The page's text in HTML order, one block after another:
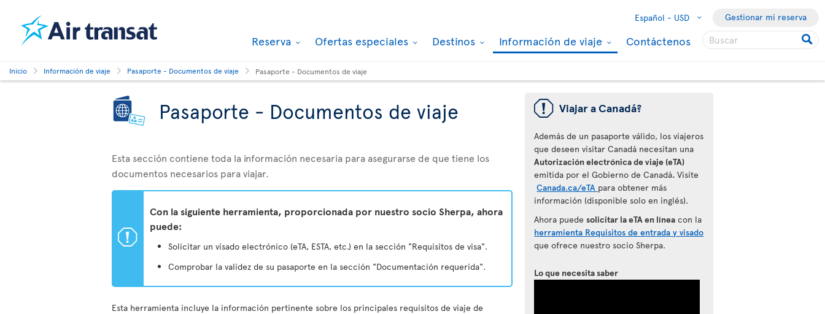
Español - USD Gestionar mi reserva
Reserva Ofertas especiales Destinos Información de viaje Contáctenos
Inicio Información de viaje Pasaporte - Documentos de viaje Pasaporte - Documentos de viaje
Pasaporte - Documentos de viaje
Esta sección contiene toda la información necesaria para asegurarse de que tiene los
documentos necesarios para viajar.
ü
Con la siguiente herramienta, proporcionada por nuestro socio Sherpa, ahora
puede:
Solicitar un visado electrónico (eTA, ESTA, etc.) en la sección "Requisitos de visa".
Comprobar la validez de su pasaporte en la sección "Documentación requerida".
Esta herramienta incluye la información pertinente sobre los principales requisitos de viaje de
ü Viajar a Canadá?
Además de un pasaporte válido, los viajeros
que deseen visitar Canadá necesitan una
Autorización electrónica de viaje (eTA)
emitida por el Gobierno de Canadá.Visite
Canada.ca/eTA para obtener más
información (disponible solo en inglés).
Ahora puedesolicitar la eTA en línea con la
herramienta Requisitos de entrada y visado
que ofrece nuestro socio Sherpa.
Lo que necesita saber